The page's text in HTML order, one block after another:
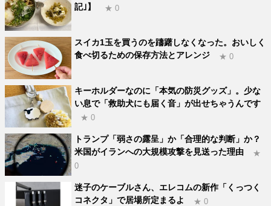
記｣】
★ 0
スイカ1玉を買うのを躊躇しなくなった。おいしく
食べ切るための保存方法とアレンジ
★ 0
キーホルダーなのに「本気の防災グッズ」。少な
い息で「救助犬にも届く音」が出せちゃうんです
★ 0
トランプ「弱さの露呈」か「合理的な判断」か？
米国がイランへの大規模攻撃を見送った理由
★
0
迷子のケーブルさん、エレコムの新作「くっつく
コネクタ」で居場所定まるよ
★ 0